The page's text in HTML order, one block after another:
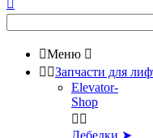

Меню 
 Запчасти для
Elevator-
Shop
 
Лебедки ➤